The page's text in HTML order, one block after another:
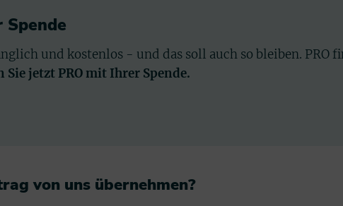
Spende
und kostenlos - und das soll auch so bleiben. PRO
jetzt PRO mit Ihrer Spende.
von uns übernehmen?​